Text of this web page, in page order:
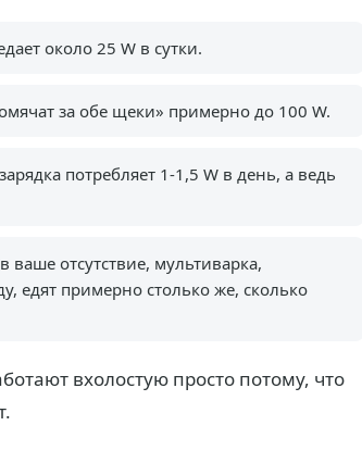
около 25 W в сутки.
за обе щеки» примерно до 100 W.
потребляет 1-1,5 W в день, а ведь
ваше отсутствие, мультиварка,
едят примерно столько же, сколько
вхолостую просто потому, что